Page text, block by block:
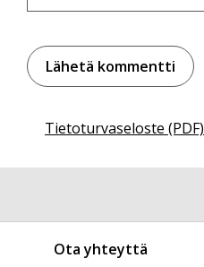
Tietoturvaseloste (PDF)
Ota yhteyttä